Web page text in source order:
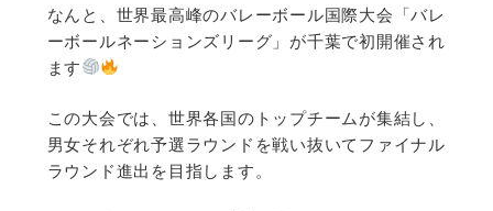
なんと、世界最高峰のバレーボール国際大会「バレ
ーボールネーションズリーグ」が千葉で初開催され
ます
この大会では、世界各国のトップチームが集結し、
男女それぞれ予選ラウンドを戦い抜いてファイナル
ラウンド進出を目指します。